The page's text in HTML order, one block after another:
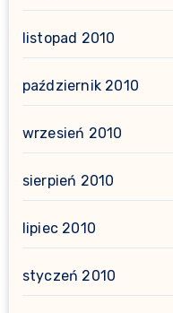
listopad 2010
październik 2010
wrzesień 2010
sierpień 2010
lipiec 2010
styczeń 2010